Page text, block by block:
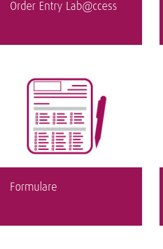
Order Entry Lab@ccess
Formulare